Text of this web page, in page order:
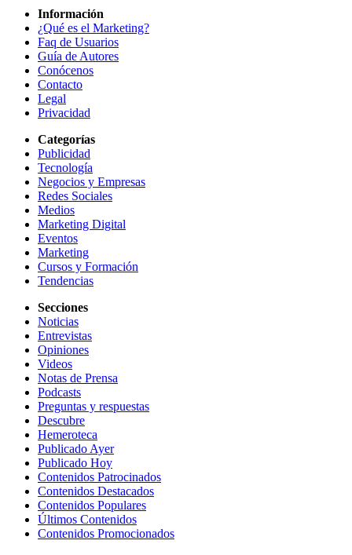
Información
¿Qué es el Marketing?
Faq de Usuarios
Guía de Autores
Conócenos
Contacto
Legal
Privacidad
Categorías
Publicidad
Tecnología
Negocios y Empresas
Redes Sociales
Medios
Marketing Digital
Eventos
Marketing
Cursos y Formación
Tendencias
Secciones
Noticias
Entrevistas
Opiniones
Videos
Notas de Prensa
Podcasts
Preguntas y respuestas
Descubre
Hemeroteca
Publicado Ayer
Publicado Hoy
Contenidos Patrocinados
Contenidos Destacados
Contenidos Populares
Últimos Contenidos
Contenidos Promocionados